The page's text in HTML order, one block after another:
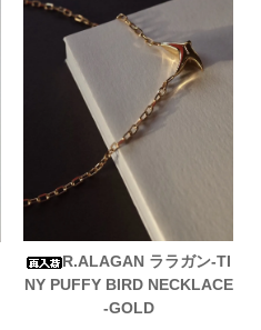
R.ALAGAN ララガン-TI
NY PUFFY BIRD NECKLACE
-GOLD